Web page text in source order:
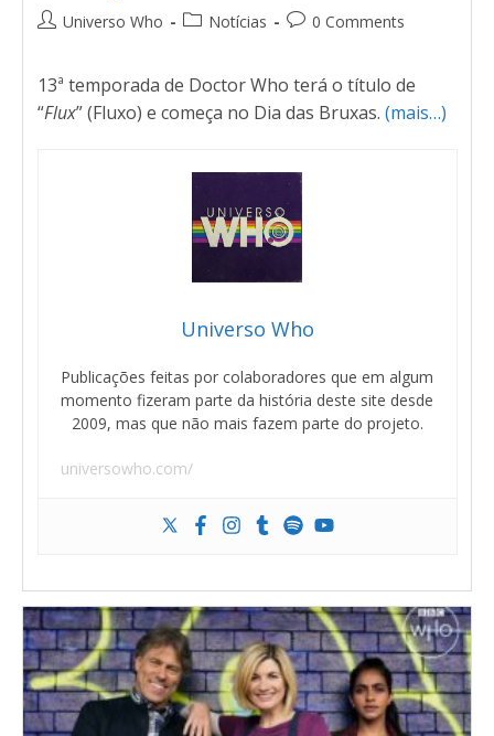
Universo Who Notícias 0 Comments
13ª temporada de Doctor Who terá o título de
“Flux” (Fluxo) e começa no Dia das Bruxas. (mais…)
Universo Who
Publicações feitas por colaboradores que em algum
momento fizeram parte da história deste site desde
2009, mas que não mais fazem parte do projeto.
universowho.com/